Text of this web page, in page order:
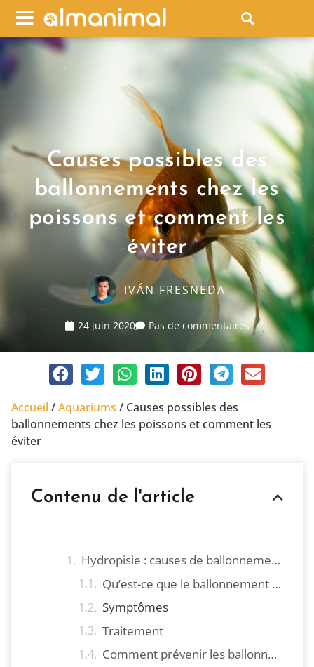
Causes possibles des
ballonnements chez les
poissons et comment les
éviter
IVÁN FRESNEDA
24 juin 2020 Pas de commentaires
Accueil /Aquariums / Causes possibles des
ballonnements chez les poissons et comment les
éviter
Contenu de l'article
Hydropisie : causes de ballonnements chez les poissons
Qu’est-ce que le ballonnement chez les poissons et quelles en sont les causes ?
Symptômes
Traitement
Comment prévenir les ballonnements chez les poissons